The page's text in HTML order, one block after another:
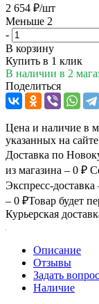
2 654 ₽/шт
Меньше 2
-
В корзину
Купить в 1 клик
В наличии в 2
Поделиться
Цена и наличие в
указанных на сайте
Доставка по
из магазина – 0 ₽
Экспресс-доставка
– 0 ₽Товар будет
Курьерская
Описание
Отзывы
Задать вопрос
Наличие